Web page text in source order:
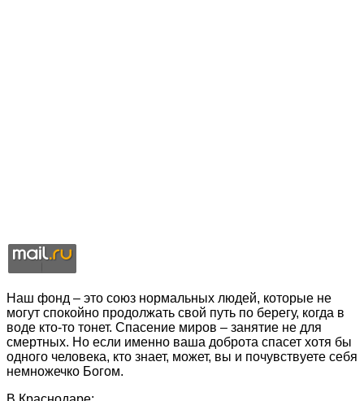
Наш фонд – это союз нормальных людей, которые не
могут спокойно продолжать свой путь по берегу, когда в
воде кто-то тонет. Спасение миров – занятие не для
смертных. Но если именно ваша доброта спасет хотя бы
одного человека, кто знает, может, вы и почувствуете себя
немножечко Богом.